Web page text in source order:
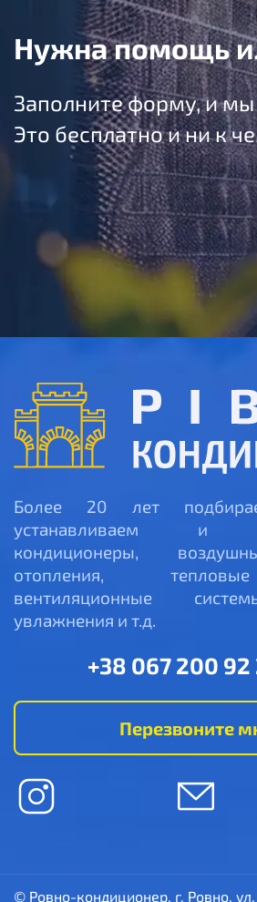
Нужна помощь
Заполните форму, и
Это бесплатно и ни к
Более 20 лет
устанавливаем и
кондиционеры,
отопления,
вентиляционные
увлажнения и т.д.
+38 067 200 92
Перезвоните
© Ровно-кондиционер, г. Ровно,